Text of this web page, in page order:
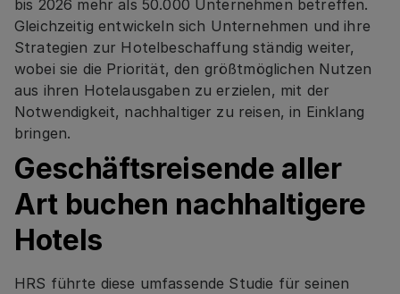
bis 2026 mehr als 50.000 Unternehmen betreffen.
Gleichzeitig entwickeln sich Unternehmen und ihre
Strategien zur Hotelbeschaffung ständig weiter,
wobei sie die Priorität, den größtmöglichen Nutzen
aus ihren Hotelausgaben zu erzielen, mit der
Notwendigkeit, nachhaltiger zu reisen, in Einklang
bringen.
Geschäftsreisende aller
Art buchen nachhaltigere
Hotels
HRS führte diese umfassende Studie für seinen